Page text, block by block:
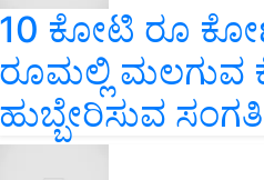
10 ಕೋಟಿ ರೂ
ರೂಮಲ್ಲಿ
ಹುಬ್ಬೇರಿಸುವ